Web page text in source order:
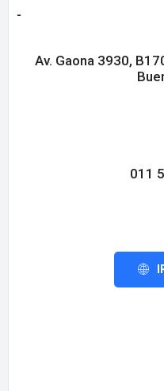
-
Av. Gaona 3930,
011